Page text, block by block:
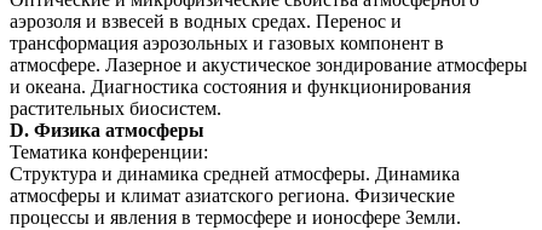
аэрозоля и взвесей в водных средах. Перенос и
трансформация аэрозольных и газовых компонент в
атмосфере. Лазерное и акустическое зондирование атмосферы
и океана. Диагностика состояния и функционирования
растительных биосистем.
D. Физика атмосферы
Тематика конференции:
Структура и динамика средней атмосферы. Динамика
атмосферы и климат азиатского региона. Физические
процессы и явления в термосфере и ионосфере Земли.